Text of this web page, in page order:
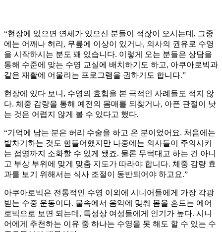
“현장에 있으면 연세가 있으신 분들이 적잖이 오시는데, 그중
에는 어깨나 허리, 무릎에 이상이 있거나, 의사의 권유로 수영
을 시작하시는 분도 꽤 있습니다. 이렇게 오는 분들은 상담을
통해 수준에 맞는 수영 교실에 배치하기도 하고, 아쿠아로빅과
같은 재활에 어울리는 프로그램을 권하기도 합니다.”
현장에 있다 보니, 수영의 효험을 본 극적인 사례들도 적지 않
다. 체중 감량을 통해 예전의 몸매를 되찾거나, 아픈 관절이 낫
는 것은 어렵지 않게 볼 수 있다고 했다.
“기억에 남는 분은 허리 수술을 하고 온 분이었어요. 처음에는
발차기하는 것도 힘들어했지만 나중에는 의사들이 주의시키
는 접영까지 소화할 수 있게 됐죠. 물론 무턱대고 하는 건 아니
고 부상 부위에 맞게 맞춤 지도가 따라야 합니다. 체중 감량 효
과를 보기 위해서는 식사 조절이 동반되어야 하고요.”
아쿠아로빅은 전통적인 수영 이외에 시니어들에게 가장 각광
받는 수중 운동이다. 물속에서 음악에 맞춰 몸을 흔드는 에어
로빅으로 보면 되는데, 특성상 여성들에게 인기가 높다. 시니
어에게 추천하는 이유 중 하나는 수영을 못 해도 할 수 있는 수